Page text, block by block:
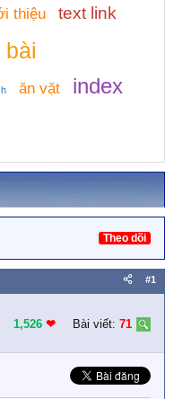
thiệu text link
bài
ăn vặt index
Theo dõi
#1
1,526 ❤︎ Bài viết: 71